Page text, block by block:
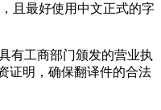
且最好使用中文正式的字
有工商部门颁发的营业执
证明，确保翻译件的合法